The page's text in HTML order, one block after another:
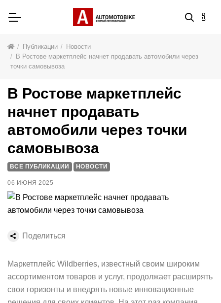
Публикации
Новости
В Ростове маркетплейс начнет продавать автомобили через
точки самовывоза
Маркетплейс Wildberries, известный своим широким
ассортиментом товаров и услуг, продолжает расширять
свои горизонты и внедрять новые инновационные
В Ростове маркетплейс
начнет продавать
автомобили через точки
самовывоза
ВСЕ ПУБЛИКАЦИИ НОВОСТИ
06 ИЮНЯ 2025
Поделиться